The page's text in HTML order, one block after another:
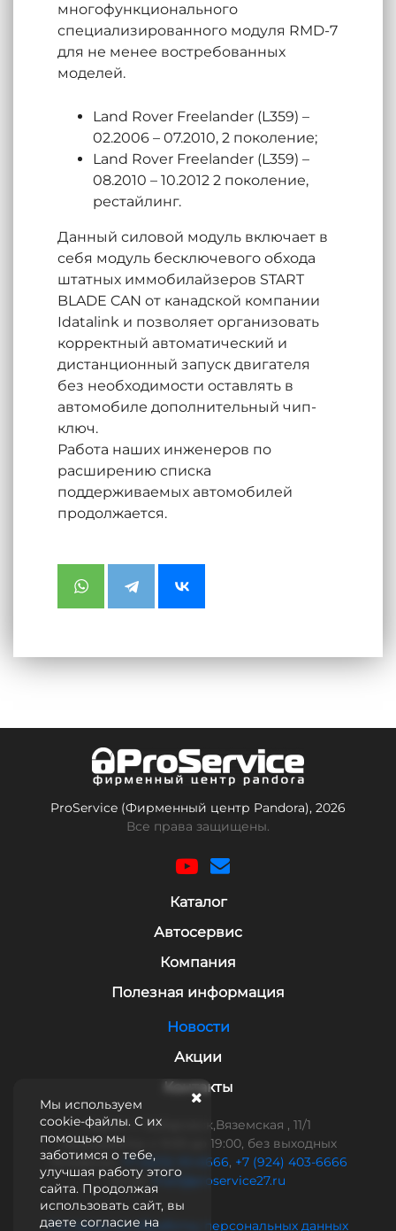
многофункционального
специализированного модуля RMD-7
для не менее востребованных
моделей.
Land Rover Freelander (L359) –
02.2006 – 07.2010, 2 поколение;
Land Rover Freelander (L359) –
08.2010 – 10.2012 2 поколение,
рестайлинг.
Данный силовой модуль включает в
себя модуль бесключевого обхода
штатных иммобилайзеров START
BLADE CAN от канадской компании
Idatalink и позволяет организовать
корректный автоматический и
дистанционный запуск двигателя
без необходимости оставлять в
автомобиле дополнительный чип-
ключ.
Работа наших инженеров по
расширению списка
поддерживаемых автомобилей
продолжается.
ProService (Фирменный центр Pandora), 2026
Все права защищены.
Каталог
Автосервис
Компания
Полезная информация
Новости
Акции
Контакты
Адрес: г. Хабаровск,Вяземская , 11/1
Часы работы: с 9:00 до 19:00, без выходных
Телефоны: +7 (4212) 93-6666, +7 (924) 403-6666
Email:mail@proservice27.ru
Согласие на обработку персональных данных
Мы используем
cookie-файлы. С их
помощью мы
заботимся о тебе,
улучшая работу этого
сайта. Продолжая
использовать сайт, вы
даете согласие на